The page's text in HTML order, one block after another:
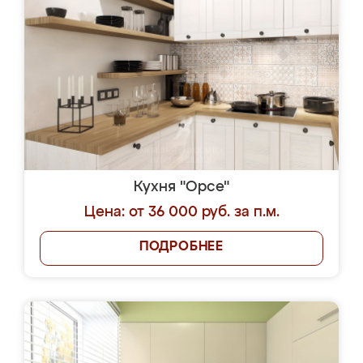
Кухня "Орсе"
Цена: от 36 000 руб. за п.м.
ПОДРОБНЕЕ